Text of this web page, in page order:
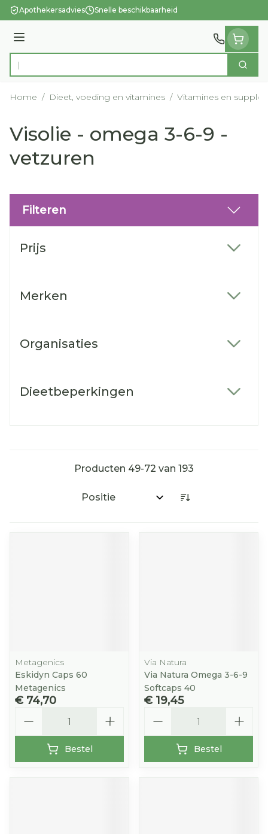
Ga naar de inhoud
Apothekersadvies Snelle beschikbaarheid
Menu
Product, merk, categorie... Zoek
Home / Dieet, voeding en vitamines / Vitamines en
Visolie - omega 3-6-9 -
vetzuren
Filteren
Prijs
Merken
Organisaties
Dieetbeperkingen
Producten 49-72 van 193
Sorteer op:
Metagenics
Eskidyn Caps 60
Metagenics
€ 74,70
Bestel
Via Natura
Via Natura Omega 3-6-9
Softcaps 40
€ 19,45
Bestel